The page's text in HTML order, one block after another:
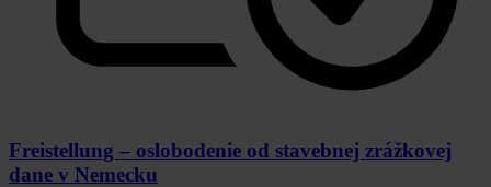
Freistellung – oslobodenie od stavebnej zrážkovej
dane v Nemecku